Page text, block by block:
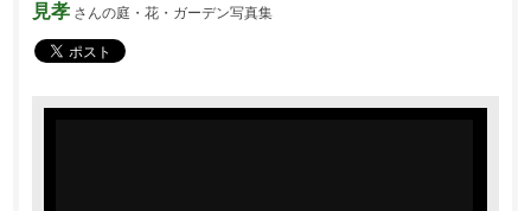
見孝さんの庭・花・ガーデン写真集